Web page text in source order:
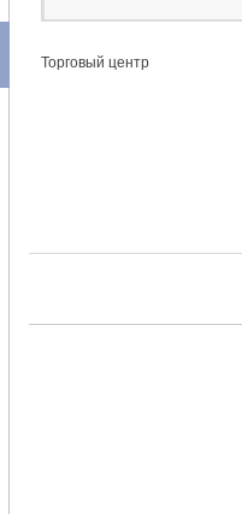
Торговый центр